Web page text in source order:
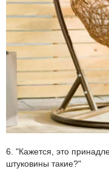
6. "Кажется, это
штуковины такие?"